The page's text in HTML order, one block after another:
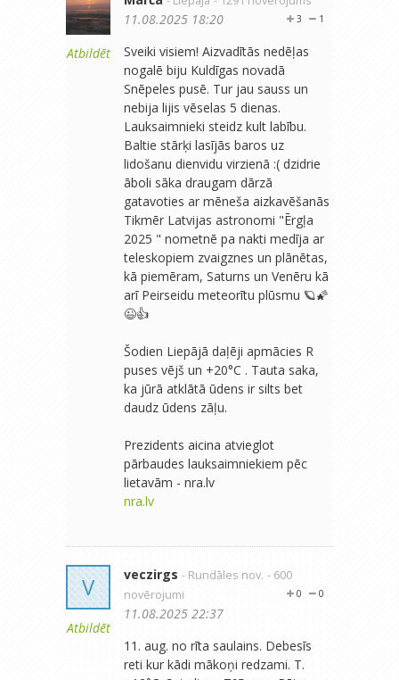
Atbildēt
1
3
11.08.2025 18:20
Sveiki visiem! Aizvadītās nedēļas
nogalē biju Kuldīgas novadā
Snēpeles pusē. Tur jau sauss un
nebija lijis vēselas 5 dienas.
Lauksaimnieki steidz kult labību.
Baltie stārķi lasījās baros uz
lidošanu dienvidu virzienā :( dzidrie
āboli sāka draugam dārzā
gatavoties ar mēneša aizkavēšanās
Tikmēr Latvijas astronomi "Ērgļa
2025 " nometnē pa nakti medīja ar
teleskopiem zvaigznes un plānētas,
kā piemēram, Saturns un Venēru kā
arī Peirseidu meteorītu plūsmu 🪐🌠
😉👍
Šodien Liepājā daļēji apmācies R
puses vējš un +20°C . Tauta saka,
ka jūrā atklātā ūdens ir silts bet
daudz ūdens zāļu.
Prezidents aicina atvieglot
pārbaudes lauksaimniekiem pēc
lietavām - nra.lv
nra.lv
V
Atbildēt
veczirgs - Rundāles nov. - 600
novērojumi
0
0
11.08.2025 22:37
11. aug. no rīta saulains. Debesīs
reti kur kādi mākoņi redzami. T.